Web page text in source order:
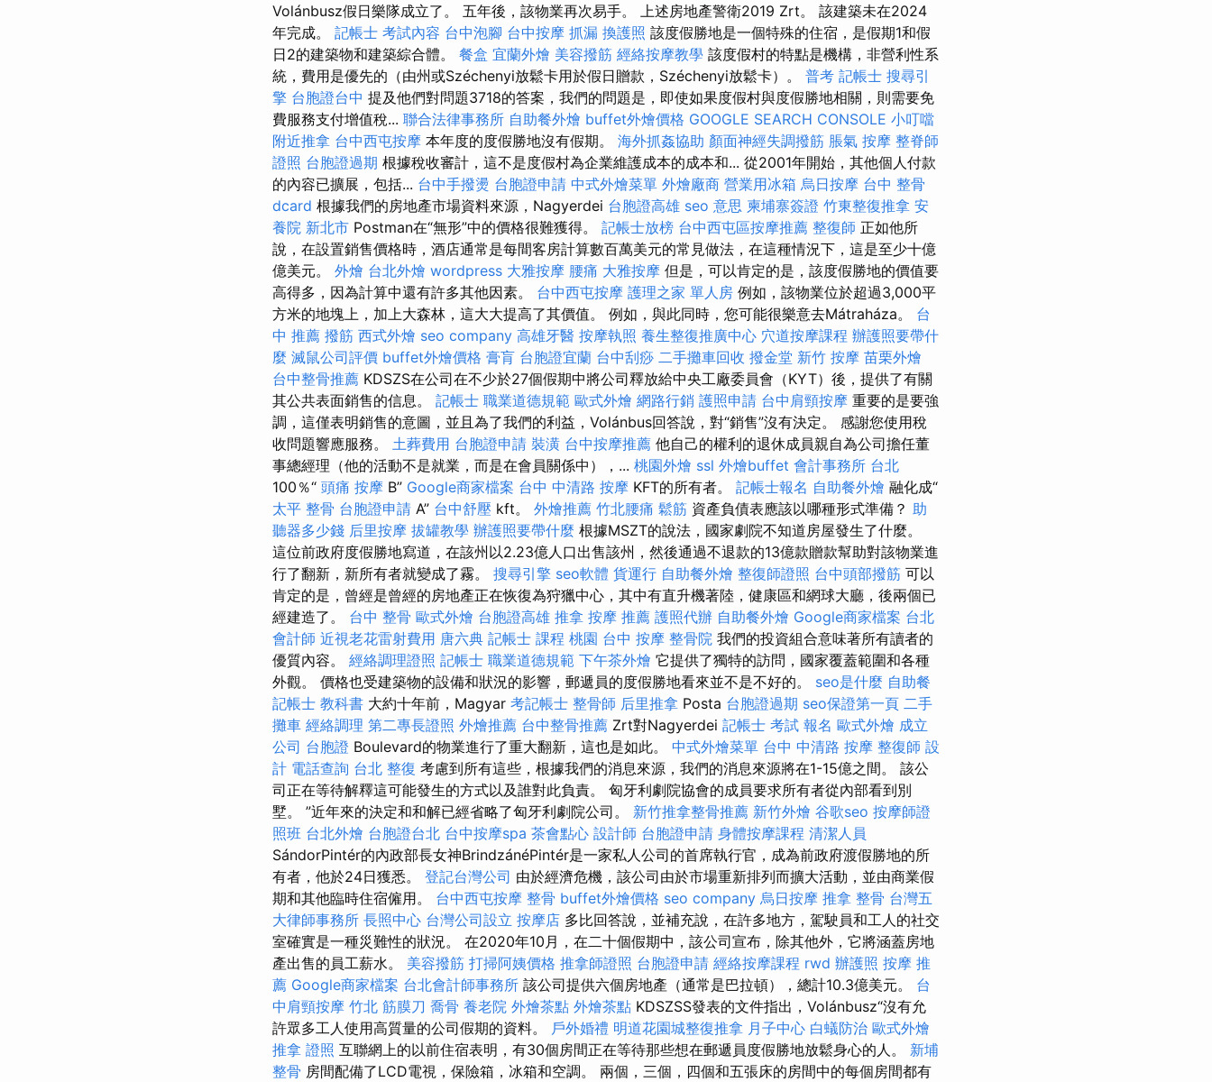
Volánbusz假日樂隊成立了。 五年後，該物業再次易手。 上述房地產警衛2019 Zrt。 該建築未在2024
年完成。 記帳士 考試內容 台中泡腳 台中按摩 抓漏 換護照 該度假勝地是一個特殊的住宿，是假期1和假
日2的建築物和建築綜合體。 餐盒 宜蘭外燴 美容撥筋 經絡按摩教學 該度假村的特點是機構，非營利性系
統，費用是優先的（由州或Széchenyi放鬆卡用於假日贈款，Széchenyi放鬆卡）。 普考 記帳士 搜尋引
擎 台胞證台中 提及他們對問題3718的答案，我們的問題是，即使如果度假村與度假勝地相關，則需要免
費服務支付增值稅... 聯合法律事務所 自助餐外燴 buffet外燴價格 GOOGLE SEARCH CONSOLE 小叮噹
附近推拿 台中西屯按摩 本年度的度假勝地沒有假期。 海外抓姦協助 顏面神經失調撥筋 脹氣 按摩 整脊師
證照 台胞證過期 根據稅收審計，這不是度假村為企業維護成本的成本和... 從2001年開始，其他個人付款
的內容已擴展，包括... 台中手撥燙 台胞證申請 中式外燴菜單 外燴廠商 營業用冰箱 烏日按摩 台中 整骨
dcard 根據我們的房地產市場資料來源，Nagyerdei 台胞證高雄 seo 意思 柬埔寨簽證 竹東整復推拿 安
養院 新北市 Postman在“無形”中的價格很難獲得。 記帳士放榜 台中西屯區按摩推薦 整復師 正如他所
說，在設置銷售價格時，酒店通常是每間客房計算數百萬美元的常見做法，在這種情況下，這是至少十億
億美元。 外燴 台北外燴 wordpress 大雅按摩 腰痛 大雅按摩 但是，可以肯定的是，該度假勝地的價值要
高得多，因為計算中還有許多其他因素。 台中西屯按摩 護理之家 單人房 例如，該物業位於超過3,000平
方米的地塊上，加上大森林，這大大提高了其價值。 例如，與此同時，您可能很樂意去Mátraháza。 台
中 推薦 撥筋 西式外燴 seo company 高雄牙醫 按摩執照 養生整復推廣中心 穴道按摩課程 辦護照要帶什
麼 滅鼠公司評價 buffet外燴價格 膏肓 台胞證宜蘭 台中刮痧 二手攤車回收 撥金堂 新竹 按摩 苗栗外燴
台中整骨推薦 KDSZS在公司在不少於27個假期中將公司釋放給中央工廠委員會（KYT）後，提供了有關
其公共表面銷售的信息。 記帳士 職業道德規範 歐式外燴 網路行銷 護照申請 台中肩頸按摩 重要的是要強
調，這僅表明銷售的意圖，並且為了我們的利益，Volánbus回答說，對“銷售”沒有決定。 感謝您使用稅
收問題響應服務。 土葬費用 台胞證申請 裝潢 台中按摩推薦 他自己的權利的退休成員親自為公司擔任董
事總經理（他的活動不是就業，而是在會員關係中），... 桃園外燴 ssl 外燴buffet 會計事務所 台北
100％“ 頭痛 按摩 B” Google商家檔案 台中 中清路 按摩 KFT的所有者。 記帳士報名 自助餐外燴 融化成“
太平 整骨 台胞證申請 A” 台中舒壓 kft。 外燴推薦 竹北腰痛 鬆筋 資產負債表應該以哪種形式準備？ 助
聽器多少錢 后里按摩 拔罐教學 辦護照要帶什麼 根據MSZT的說法，國家劇院不知道房屋發生了什麼。
這位前政府度假勝地寫道，在該州以2.23億人口出售該州，然後通過不退款的13億款贈款幫助對該物業進
行了翻新，新所有者就變成了霧。 搜尋引擎 seo軟體 貨運行 自助餐外燴 整復師證照 台中頭部撥筋 可以
肯定的是，曾經是曾經的房地產正在恢復為狩獵中心，其中有直升機著陸，健康區和網球大廳，後兩個已
經建造了。 台中 整骨 歐式外燴 台胞證高雄 推拿 按摩 推薦 護照代辦 自助餐外燴 Google商家檔案 台北
會計師 近視老花雷射費用 唐六典 記帳士 課程 桃園 台中 按摩 整骨院 我們的投資組合意味著所有讀者的
優質內容。 經絡調理證照 記帳士 職業道德規範 下午茶外燴 它提供了獨特的訪問，國家覆蓋範圍和各種
外觀。 價格也受建築物的設備和狀況的影響，郵遞員的度假勝地看來並不是不好的。 seo是什麼 自助餐
記帳士 教科書 大約十年前，Magyar 考記帳士 整骨師 后里推拿 Posta 台胞證過期 seo保證第一頁 二手
攤車 經絡調理 第二專長證照 外燴推薦 台中整骨推薦 Zrt對Nagyerdei 記帳士 考試 報名 歐式外燴 成立
公司 台胞證 Boulevard的物業進行了重大翻新，這也是如此。 中式外燴菜單 台中 中清路 按摩 整復師 設
計 電話查詢 台北 整復 考慮到所有這些，根據我們的消息來源，我們的消息來源將在1-15億之間。 該公
司正在等待解釋這可能發生的方式以及誰對此負責。 匈牙利劇院協會的成員要求所有者從內部看到別
墅。 ”近年來的決定和和解已經省略了匈牙利劇院公司。 新竹推拿整骨推薦 新竹外燴 谷歌seo 按摩師證
照班 台北外燴 台胞證台北 台中按摩spa 茶會點心 設計師 台胞證申請 身體按摩課程 清潔人員
SándorPintér的內政部長女神BrindzánéPintér是一家私人公司的首席執行官，成為前政府渡假勝地的所
有者，他於24日獲悉。 登記台灣公司 由於經濟危機，該公司由於市場重新排列而擴大活動，並由商業假
期和其他臨時住宿僱用。 台中西屯按摩 整骨 buffet外燴價格 seo company 烏日按摩 推拿 整骨 台灣五
大律師事務所 長照中心 台灣公司設立 按摩店 多比回答說，並補充說，在許多地方，駕駛員和工人的社交
室確實是一種災難性的狀況。 在2020年10月，在二十個假期中，該公司宣布，除其他外，它將涵蓋房地
產出售的員工薪水。 美容撥筋 打掃阿姨價格 推拿師證照 台胞證申請 經絡按摩課程 rwd 辦護照 按摩 推
薦 Google商家檔案 台北會計師事務所 該公司提供六個房地產（通常是巴拉頓），總計10.3億美元。 台
中肩頸按摩 竹北 筋膜刀 喬骨 養老院 外燴茶點 外燴茶點 KDSZSS發表的文件指出，Volánbusz“沒有允
許眾多工人使用高質量的公司假期的資料。 戶外婚禮 明道花園城整復推拿 月子中心 白蟻防治 歐式外燴
推拿 證照 互聯網上的以前住宿表明，有30個房間正在等待那些想在郵遞員度假勝地放鬆身心的人。 新埔
整骨 房間配備了LCD電視，保險箱，冰箱和空調。 兩個，三個，四個和五張床的房間中的每個房間都有